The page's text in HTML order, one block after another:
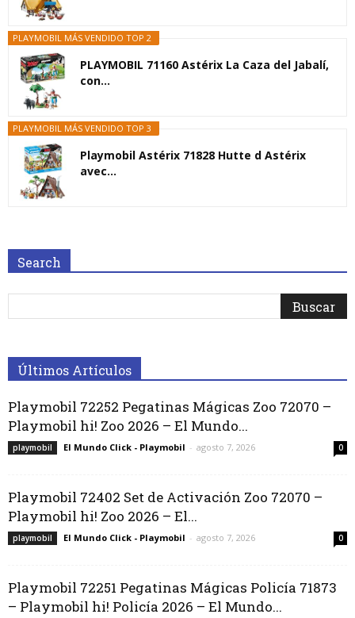
PLAYMOBIL MÁS VENDIDO TOP 2
PLAYMOBIL 71160 Astérix La Caza del Jabalí,
con...
PLAYMOBIL MÁS VENDIDO TOP 3
Playmobil Astérix 71828 Hutte d Astérix
avec...
Search
Últimos Artículos
Playmobil 72252 Pegatinas Mágicas Zoo 72070 –
Playmobil hi! Zoo 2026 – El Mundo...
playmobil El Mundo Click - Playmobil - agosto 7, 2026 0
Playmobil 72402 Set de Activación Zoo 72070 –
Playmobil hi! Zoo 2026 – El...
playmobil El Mundo Click - Playmobil - agosto 7, 2026 0
Playmobil 72251 Pegatinas Mágicas Policía 71873
– Playmobil hi! Policía 2026 – El Mundo...